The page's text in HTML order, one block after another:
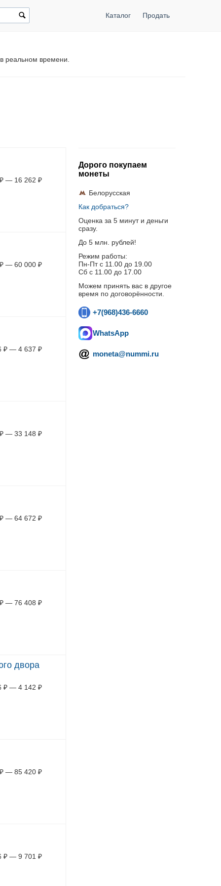
Каталог Продать
реальном времени.
₽ — 16 262 ₽
₽ — 60 000 ₽
₽ — 4 637 ₽
₽ — 33 148 ₽
₽ — 64 672 ₽
₽ — 76 408 ₽
двора
₽ — 4 142 ₽
₽ — 85 420 ₽
₽ — 9 701 ₽
Дорого покупаем
монеты
Белорусская
Как добраться?
Оценка за 5 минут и деньги
сразу.
До 5 млн. рублей!
Режим работы:
Пн-Пт c 11.00 до 19.00
Сб с 11.00 до 17.00
Можем принять вас в другое
время по договорённости.
+7(968)436-6660
WhatsApp
moneta@nummi.ru